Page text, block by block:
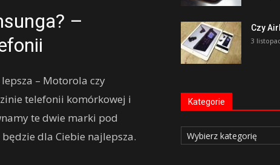
–
– Motorola czy
telefonii komórkowej i
te dwie marki pod
dla Ciebie najlepsza.
Czy
3
Kategorie
Kategorie